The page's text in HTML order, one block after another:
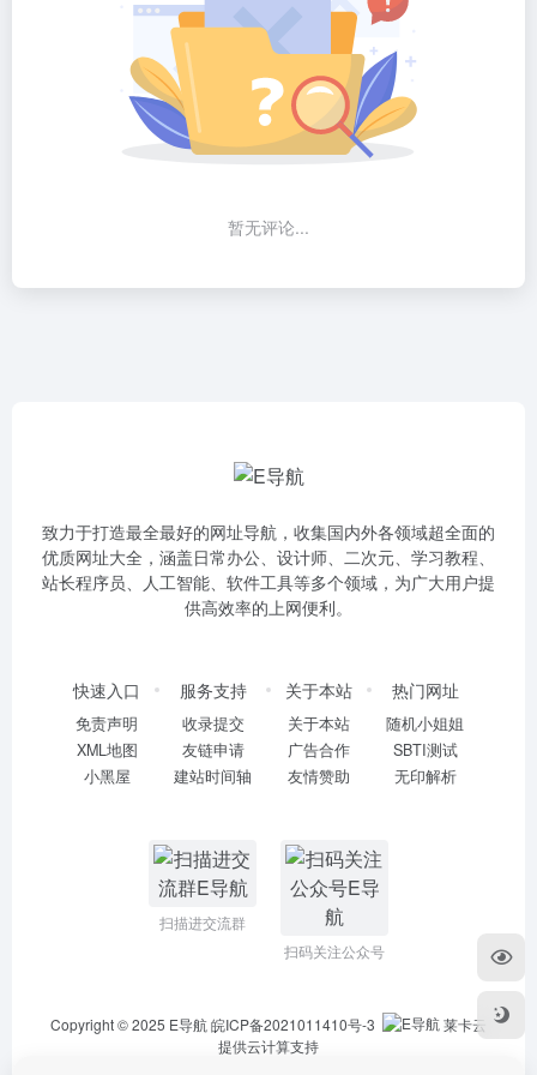
暂无评论...
致力于打造最全最好的网址导航，收集国内外各领域超全面的
优质网址大全，涵盖日常办公、设计师、二次元、学习教程、
站长程序员、人工智能、软件工具等多个领域，为广大用户提
供高效率的上网便利。
快速入口
免责声明
XML地图
小黑屋
服务支持
收录提交
友链申请
建站时间轴
关于本站
关于本站
广告合作
友情赞助
热门网址
随机小姐姐
SBTI测试
无印解析
扫描进交流群
扫码关注公众号
Copyright © 2025 E导航皖ICP备2021011410号-3
莱卡云
提供云计算支持